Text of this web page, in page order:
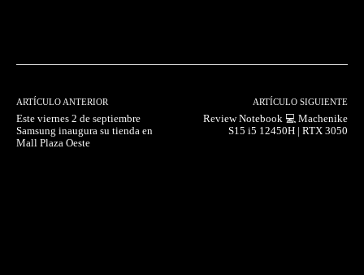
ARTÍCULO ANTERIOR
Este viernes 2 de septiembre
Samsung inaugura su tienda en
Mall Plaza Oeste
ARTÍCULO SIGUIENTE
Review Notebook 💻 Machenike
S15 i5 12450H | RTX 3050